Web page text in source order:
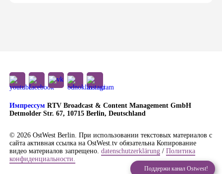
Импрессум RTV Broadcast & Content Management GmbH
Detmolder Str. 67, 10715 Berlin, Deutschland
© 2026 OstWest Berlin. При использовании текстовых материалов с
сайта активная ссылка на OstWest.tv обязательна Копирование
видео материалов запрещено. datenschutzerklärung/ Политика
конфиденциальности.